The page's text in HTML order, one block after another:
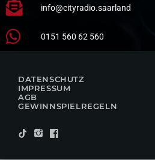
info@cityradio.saarland
0151 560 62 560
DATENSCHUTZ
IMPRESSUM
AGB
GEWINNSPIELREGELN